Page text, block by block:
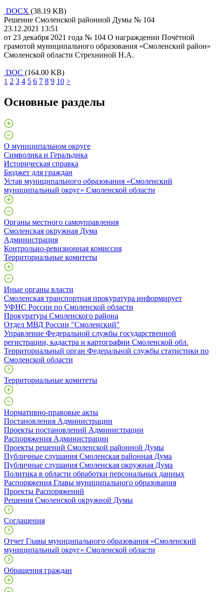
DOCX (38.19 KB)
Решение Смоленской районной Думы № 104
23.12.2021 13:51
от 23 декабря 2021 года № 104 О награждении Почётной
грамотой муниципального образования «Смоленский район»
Смоленской области Стрехниной Н.А.
DOC (164.00 KB)
1 2 3 4 5 6 7 8 9 10 >
Основные разделы
О муниципальном округе
Символика и Геральдика
Историческая справка
Бюджет для граждан
Устав муниципального образования «Смоленский
муниципальный округ» Смоленской области
Органы местного самоуправления
Смоленская окружная Дума
Администрация
Контрольно-ревизионная комиссия
Территориальные комитеты
Иные органы власти
Смоленская транспортная прокуратура информирует
УФНС России по Смоленской области
Прокуратура Смоленского района
Отдел МВД России "Смоленский"
Управление Федеральной службы государственной
регистрации, кадастра и картографии Смоленской обл.
Территориальный орган Федеральной службы статистики по
Смоленской области
Территориальные комитеты
Нормативно-правовые акты
Постановления Администрации
Проекты постановлений Администрации
Распоряжения Администрации
Проекты решений Смоленской районной Думы
Публичные слушания Смоленская районная Дума
Публичные слушания Смоленская окружная Дума
Политика в области обработки персональных данных
Распоряжения Главы муниципального образования
Проекты Распоряжений
Решения Смоленской окружной Думы
Соглашения
Отчет Главы муниципального образования «Смоленский
муниципальный округ» Смоленской области
Обращения граждан